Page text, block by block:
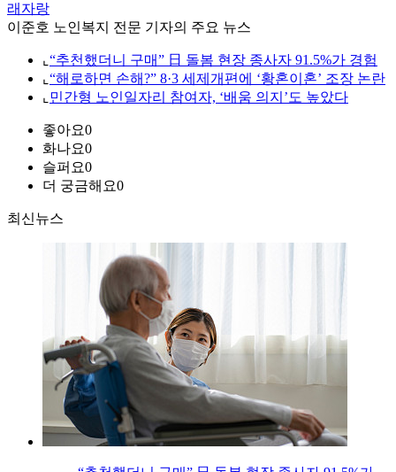
래자랑
이준호 노인복지 전문 기자의 주요 뉴스
⌞ “추천했더니 구매” 日 돌봄 현장 종사자 91.5%가 경험
⌞ “해로하면 손해?” 8·3 세제개편에 ‘황혼이혼’ 조장 논란
⌞ 민간형 노인일자리 참여자, ‘배움 의지’도 높았다
좋아요0
화나요0
슬퍼요0
더 궁금해요0
최신뉴스